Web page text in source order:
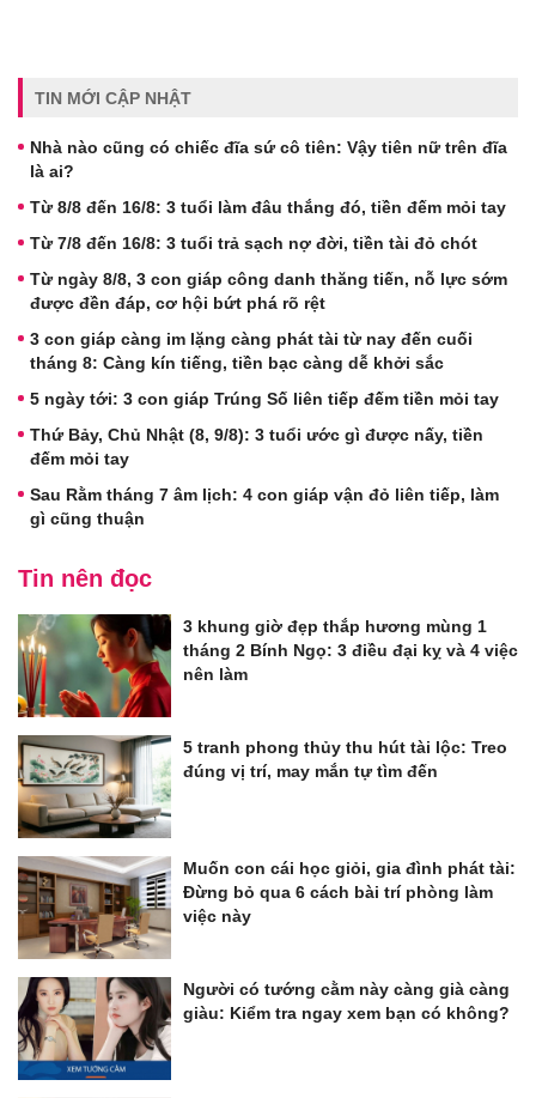
TIN MỚI CẬP NHẬT
Nhà nào cũng có chiếc đĩa sứ cô tiên: Vậy tiên nữ trên đĩa
là ai?
Từ 8/8 đến 16/8: 3 tuổi làm đâu thắng đó, tiền đếm mỏi tay
Từ 7/8 đến 16/8: 3 tuổi trả sạch nợ đời, tiền tài đỏ chót
Từ ngày 8/8, 3 con giáp công danh thăng tiến, nỗ lực sớm
được đền đáp, cơ hội bứt phá rõ rệt
3 con giáp càng im lặng càng phát tài từ nay đến cuối
tháng 8: Càng kín tiếng, tiền bạc càng dễ khởi sắc
5 ngày tới: 3 con giáp Trúng Số liên tiếp đếm tiền mỏi tay
Thứ Bảy, Chủ Nhật (8, 9/8): 3 tuổi ước gì được nấy, tiền
đếm mỏi tay
Sau Rằm tháng 7 âm lịch: 4 con giáp vận đỏ liên tiếp, làm
gì cũng thuận
Tin nên đọc
3 khung giờ đẹp thắp hương mùng 1
tháng 2 Bính Ngọ: 3 điều đại kỵ và 4 việc
nên làm
5 tranh phong thủy thu hút tài lộc: Treo
đúng vị trí, may mắn tự tìm đến
Muốn con cái học giỏi, gia đình phát tài:
Đừng bỏ qua 6 cách bài trí phòng làm
việc này
Người có tướng cằm này càng già càng
giàu: Kiểm tra ngay xem bạn có không?